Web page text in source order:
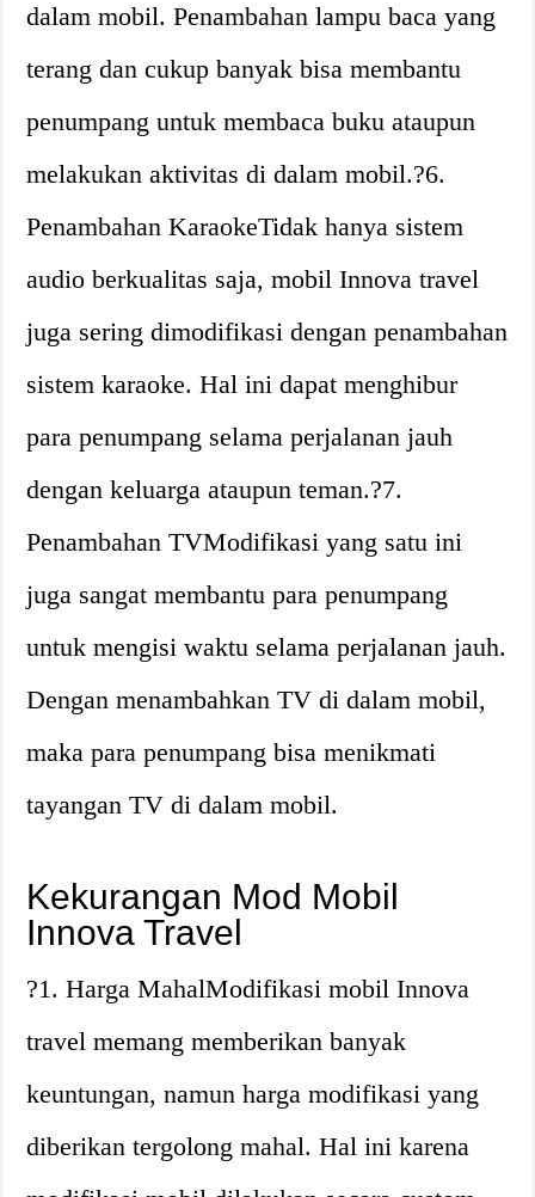
dalam mobil. Penambahan lampu baca yang
terang dan cukup banyak bisa membantu
penumpang untuk membaca buku ataupun
melakukan aktivitas di dalam mobil.?6.
Penambahan KaraokeTidak hanya sistem
audio berkualitas saja, mobil Innova travel
juga sering dimodifikasi dengan penambahan
sistem karaoke. Hal ini dapat menghibur
para penumpang selama perjalanan jauh
dengan keluarga ataupun teman.?7.
Penambahan TVModifikasi yang satu ini
juga sangat membantu para penumpang
untuk mengisi waktu selama perjalanan jauh.
Dengan menambahkan TV di dalam mobil,
maka para penumpang bisa menikmati
tayangan TV di dalam mobil.
Kekurangan Mod Mobil
Innova Travel
?1. Harga MahalModifikasi mobil Innova
travel memang memberikan banyak
keuntungan, namun harga modifikasi yang
diberikan tergolong mahal. Hal ini karena